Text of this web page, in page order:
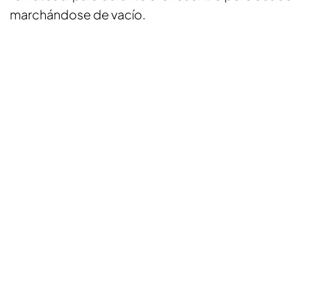
marchándose de vacío.